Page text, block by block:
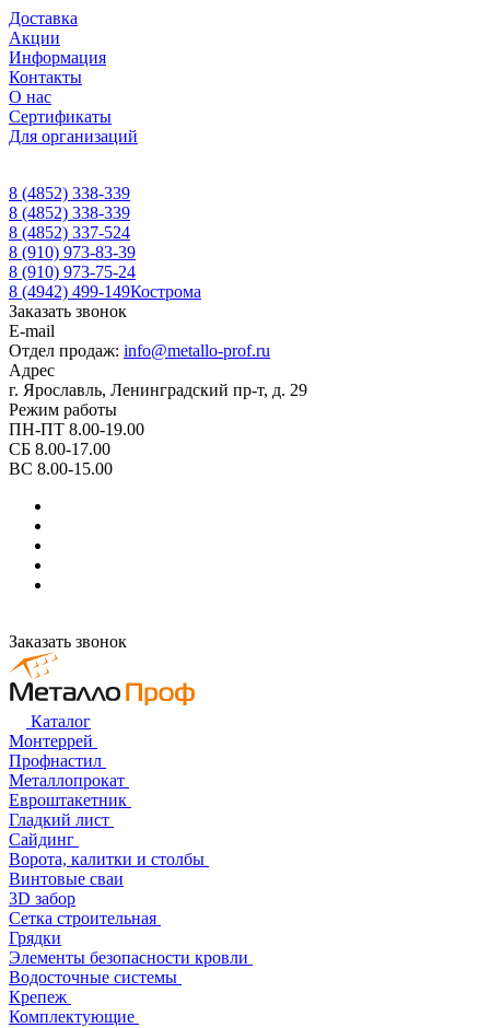
Доставка
Акции
Информация
Контакты
О нас
Сертификаты
Для организаций
8 (4852) 338-339
8 (4852) 338-339
8 (4852) 337-524
8 (910) 973-83-39
8 (910) 973-75-24
8 (4942) 499-149Кострома
Заказать звонок
E-mail
Отдел продаж: info@metallo-prof.ru
Адрес
г. Ярославль, Ленинградский пр-т, д. 29
Режим работы
ПН-ПТ 8.00-19.00
СБ 8.00-17.00
ВС 8.00-15.00
Заказать звонок
Каталог
Монтеррей
Профнастил
Металлопрокат
Евроштакетник
Гладкий лист
Сайдинг
Ворота, калитки и столбы
Винтовые сваи
3D забор
Сетка строительная
Грядки
Элементы безопасности кровли
Водосточные системы
Крепеж
Комплектующие